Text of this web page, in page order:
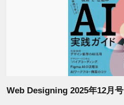
Web Designing 2025年12月号